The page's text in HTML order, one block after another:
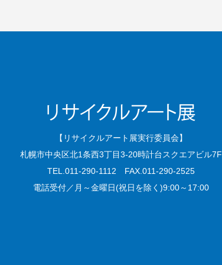
【リサイクルアート展実行委員会】
札幌市中央区北1条西3丁目3-20時計台スクエアビル7F
TEL.011-290-1112 FAX.011-290-2525
電話受付／月～金曜日(祝日を除く)9:00～17:00